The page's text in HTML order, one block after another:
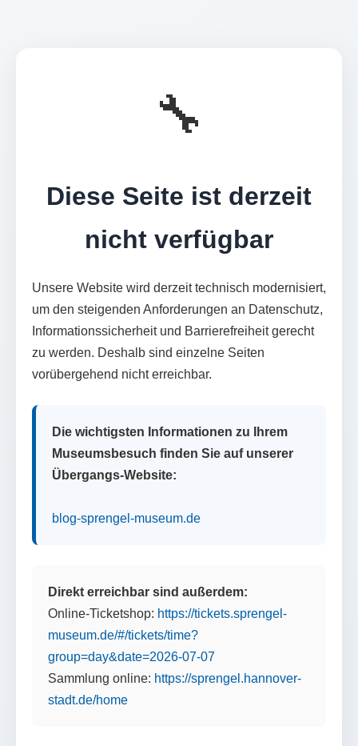
🔧
Diese Seite ist derzeit
nicht verfügbar
Unsere Website wird derzeit technisch modernisiert,
um den steigenden Anforderungen an Datenschutz,
Informationssicherheit und Barrierefreiheit gerecht
zu werden. Deshalb sind einzelne Seiten
vorübergehend nicht erreichbar.
Die wichtigsten Informationen zu Ihrem
Museumsbesuch finden Sie auf unserer
Übergangs-Website:
blog-sprengel-museum.de
Direkt erreichbar sind außerdem:
Online-Ticketshop: https://tickets.sprengel-
museum.de/#/tickets/time?
group=day&date=2026-07-07
Sammlung online: https://sprengel.hannover-
stadt.de/home